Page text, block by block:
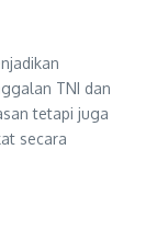
TNI dan
tetapi juga
secara